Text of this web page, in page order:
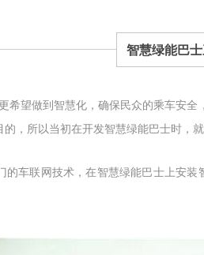
智慧绿能巴
希望做到智慧化，确保民众的乘车安
的，所以当初在开发智慧绿能巴士时，
的车联网技术，在智慧绿能巴士上安